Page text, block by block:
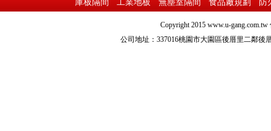
庫板隔間 工業地板 無塵室隔間 食品廠規劃 防
Copyright 2015 www.u-gang.com.tw
公司地址：337016桃園市大園區後厝里二鄰後